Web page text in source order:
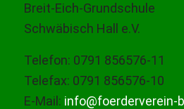
Breit-Eich-Grundschule
Schwäbisch Hall e.V.
Telefon: 0791 856576-11
Telefax: 0791 856576-10
E-Mail: info@foerderverein-